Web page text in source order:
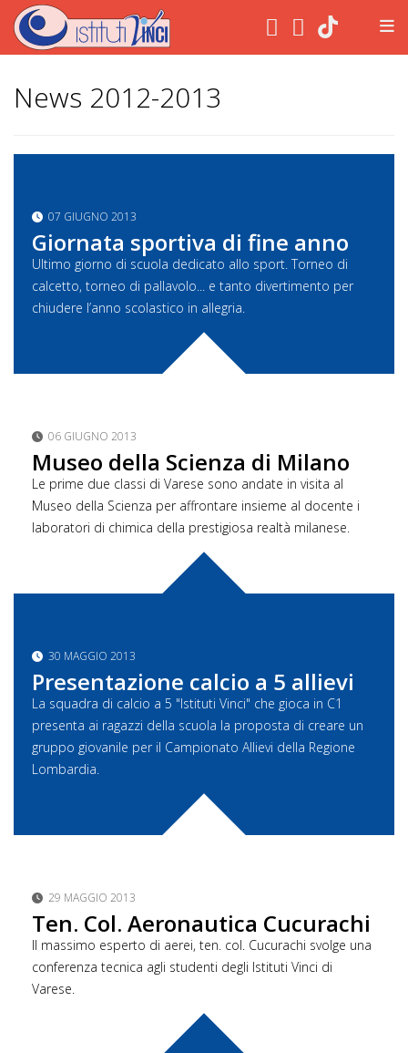
.
News 2012-2013
07 GIUGNO 2013
Giornata sportiva di fine anno
Ultimo giorno di scuola dedicato allo sport. Torneo di
calcetto, torneo di pallavolo... e tanto divertimento per
chiudere l’anno scolastico in allegria.
06 GIUGNO 2013
Museo della Scienza di Milano
Le prime due classi di Varese sono andate in visita al
Museo della Scienza per affrontare insieme al docente i
laboratori di chimica della prestigiosa realtà milanese.
30 MAGGIO 2013
Presentazione calcio a 5 allievi
La squadra di calcio a 5 "Istituti Vinci" che gioca in C1
presenta ai ragazzi della scuola la proposta di creare un
gruppo giovanile per il Campionato Allievi della Regione
Lombardia.
29 MAGGIO 2013
Ten. Col. Aeronautica Cucurachi
Il massimo esperto di aerei, ten. col. Cucurachi svolge una
conferenza tecnica agli studenti degli Istituti Vinci di
Varese.